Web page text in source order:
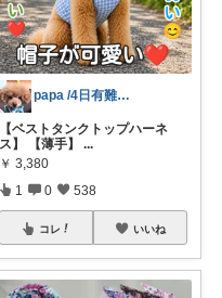
papa /4日有難うございます🙇
【ベストタンクトップハーネ
ス】 【薄手】 ...
￥ 3,380
1 0 538
コレ いいね